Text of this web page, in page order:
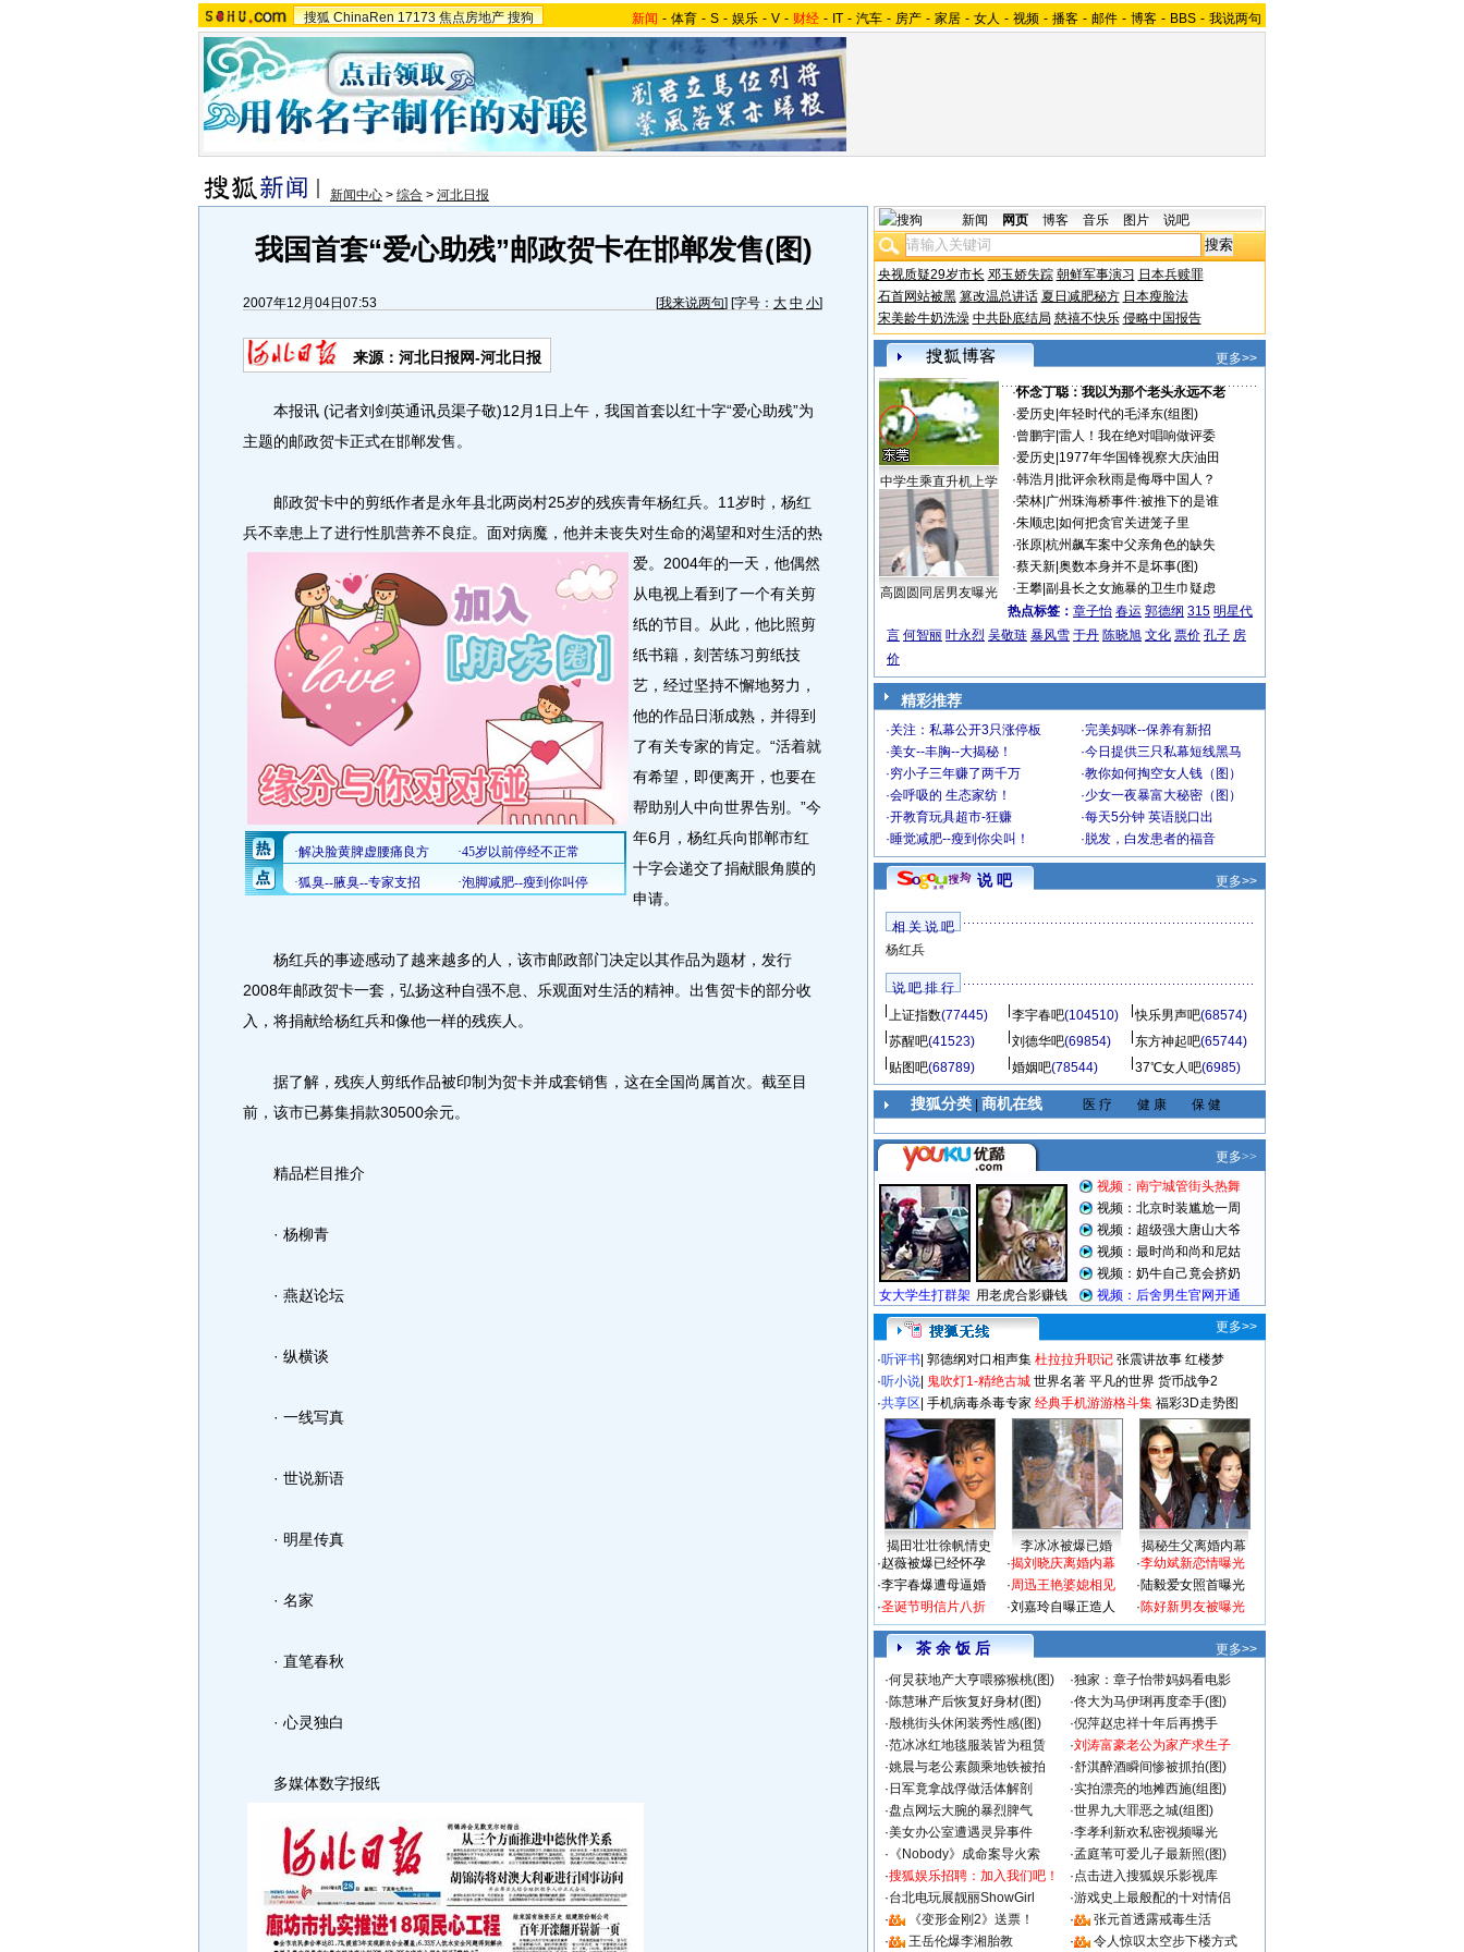
搜狐 ChinaRen 17173 焦点房地产 搜狗 新闻 - 体育 - S - 娱乐 - V - 财经 - IT - 汽车 - 房产 - 家居 - 女人 - 视频 - 播客 - 邮件 - 博客 - BBS - 我说两句
新闻中心 > 综合 > 河北日报
我国首套“爱心助残”邮政贺卡在邯郸发售(图)
2007年12月04日07:53 [我来说两句] [字号： 大 中 小]
来源：河北日报网-河北日报
本报讯 (记者刘剑英通讯员渠子敬)12月1日上午，我国首套以红十字“爱心助残”为
主题的邮政贺卡正式在邯郸发售。
邮政贺卡中的剪纸作者是永年县北两岗村25岁的残疾青年杨红兵。11岁时，杨红
兵不幸患上了进行性肌营养不良症。 面对病魔，他并未丧失对生命的渴望和对生活的热
爱。2004年的一天，他偶然
从电视上看到了一个有关剪
纸的节目。从此，他比照剪
纸书籍，刻苦练习剪纸技
艺，经过坚持不懈地努力，
他的作品日渐成熟，并得到
了有关专家的肯定。“活着就
有希望，即便离开，也要在
帮助别人中向世界告别。”今
年6月，杨红兵向邯郸市红
十字会递交了捐献眼角膜的
申请。
杨红兵的事迹感动了越来越多的人，该市邮政部门决定以其作品为题材，发行
2008年邮政贺卡一套，弘扬这种自强不息、乐观面对生活的精神。出售贺卡的部分收
入，将捐献给杨红兵和像他一样的残疾人。
据了解，残疾人剪纸作品被印制为贺卡并成套销售，这在全国尚属首次。截至目
前，该市已募集捐款30500余元。
精品栏目推介
· 杨柳青
· 燕赵论坛
· 纵横谈
· 一线写真
· 世说新语
· 明星传真
· 名家
· 直笔春秋
· 心灵独白
多媒体数字报纸
新闻 网页 博客 音乐 图片 说吧
央视质疑29岁市长 邓玉娇失踪 朝鲜军事演习 日本兵赎罪
石首网站被黑 篡改温总讲话 夏日减肥秘方 日本瘦脸法
宋美龄牛奶洗澡 中共卧底结局 慈禧不快乐 侵略中国报告
更多>>
中学生乘直升机上学
高圆圆同居男友曝光
·怀念丁聪：我以为那个老头永远不老
·爱历史 年轻时代的毛泽东(组图)
·曾鹏宇| 雷人！我在绝对唱响做评委
·爱历史 1977年华国锋视察大庆油田
·韩浩月 批评余秋雨是侮辱中国人？
·荣林| 广州珠海桥事件:被推下的是谁
·朱顺忠 如何把贪官关进笼子里
·张原| 杭州飙车案中父亲角色的缺失
·蔡天新| 奥数本身并不是坏事(图)
·王攀| 副县长之女施暴的卫生巾疑虑
热点标签： 章子怡 春运 郭德纲 315 明星代
言 何智丽 叶永烈 吴敬琏 暴风雪 于丹 陈晓旭 文化 票价 孔子 房
价
精彩推荐
·关注：私幕公开3只涨停板 ·完美妈咪--保养有新招
·美女--丰胸--大揭秘！ ·今日提供三只私幕短线黑马
·穷小子三年赚了两千万 ·教你如何掏空女人钱（图）
·会呼吸的 生态家纺！ ·少女一夜暴富大秘密（图）
·开教育玩具超市-狂赚 ·每天5分钟 英语脱口出
·睡觉减肥--瘦到你尖叫！ · 脱发，白发患者的福音
说 吧 更多>>
相 关 说 吧
杨红兵
说 吧 排 行
上证指数(77445) 李宇春吧(104510) 快乐男声吧(68574)
苏醒吧(41523) 刘德华吧(69854) 东方神起吧(65744)
贴图吧(68789) 婚姻吧(78544) 37℃女人吧(6985)
搜狐分类| 商机在线 医 疗 健 康 保 健
更多>>
·听评书 郭德纲对口相声集 杜拉拉升职记 张震讲故事 红楼梦
·听小说 鬼吹灯1-精绝古城 世界名著 平凡的世界 货币战争2
·共享区 手机病毒杀毒专家 经典手机游游格斗集 福彩3D走势图
揭田壮壮徐帆情史 李冰冰被爆已婚
揭秘生父离婚内幕
·赵薇被爆已经怀孕
·李宇春爆遭母逼婚
·圣诞节明信片八折
·揭刘晓庆离婚内幕
·周迅王艳婆媳相见
·刘嘉玲自曝正造人
·李幼斌新恋情曝光
·陆毅爱女照首曝光
·陈好新男友被曝光
茶 余 饭 后
更多>>
·何炅获地产大亨喂猕猴桃(图) ·独家：章子怡带妈妈看电影
·陈慧琳产后恢复好身材(图) ·佟大为马伊琍再度牵手(图)
·殷桃街头休闲装秀性感(图) ·倪萍赵忠祥十年后再携手
·范冰冰红地毯服装皆为租赁 ·刘涛富豪老公为家产求生子
·姚晨与老公素颜乘地铁被拍 ·舒淇醉酒瞬间惨被抓拍(图)
· 日军竟拿战俘做活体解剖 ·实拍漂亮的地摊西施(组图)
·盘点网坛大腕的暴烈脾气 ·世界九大罪恶之城(组图)
·美女办公室遭遇灵异事件 ·李孝利新欢私密视频曝光
· 《Nobody》成命案导火索 ·孟庭苇可爱儿子最新照(图)
·搜狐娱乐招聘：加入我们吧！ ·点击进入搜狐娱乐影视库
·台北电玩展靓丽ShowGirl ·游戏史上最般配的十对情侣
·
《变形金刚2》送票！ ·
张元首透露戒毒生活
·
王岳伦爆李湘胎教 · 令人惊叹太空步下楼方式